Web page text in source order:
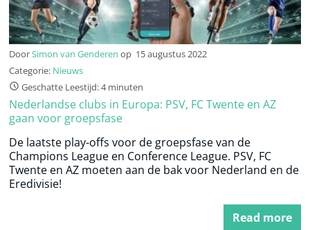
DoorSimon van Genderen op 15 augustus 2022
Categorie: Nieuws
Geschatte Leestijd: 4 minuten
Nederlandse clubs in Europa: PSV, FC Twente en AZ
gaan voor groepsfase
De laatste play-offs voor de groepsfase van de
Champions League en Conference League. PSV, FC
Twente en AZ moeten aan de bak voor Nederland en de
Eredivisie!
Read more